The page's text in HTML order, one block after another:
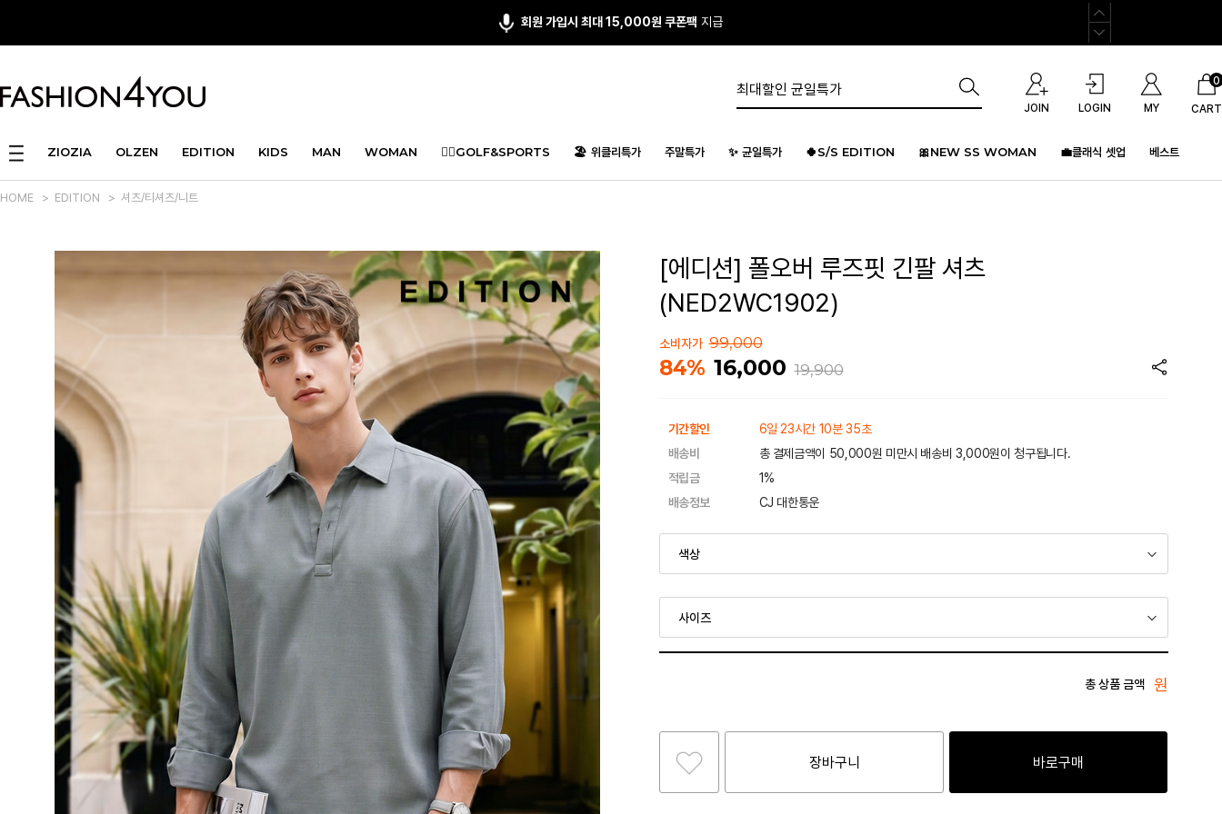
회원 가입시 최대 15,000원 쿠폰팩 지급
JOIN LOGIN MY CART
0
ZIOZIA OLZEN EDITION KIDS MAN WOMAN 🏌️‍♂️GOLF&SPORTS 🏖️ 위클리특가 주말특가 ✨ 균일특가 🍀S/S EDITION 🎀NEW SS WOMAN 💼클래식 셋업 베스트
HOME > EDITION > 셔츠/티셔츠/니트
[에디션] 폴오버 루즈핏 긴팔 셔츠
(NED2WC1902)
소비자가 99,000
84% 16,000 19,900
기간할인
6일 23시간 10분 35초
배송비
총 결제금액이 50,000원 미만시 배송비 3,000원이 청구됩니다.
적립금
1%
배송정보
CJ 대한통운
총 상품 금액 원
장바구니 바로구매